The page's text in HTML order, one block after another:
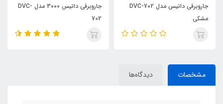
جاروبرقی داتیس مدل DVC-702
مشکی
جاروبرقی داتیس 3000 مدل DVC-
702
مشخصات دیدگاه‌ها